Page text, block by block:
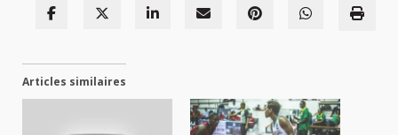
Articles similaires